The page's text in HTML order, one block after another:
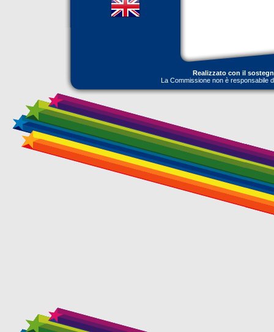
Realizzato con il
La Commissione non è responsabile